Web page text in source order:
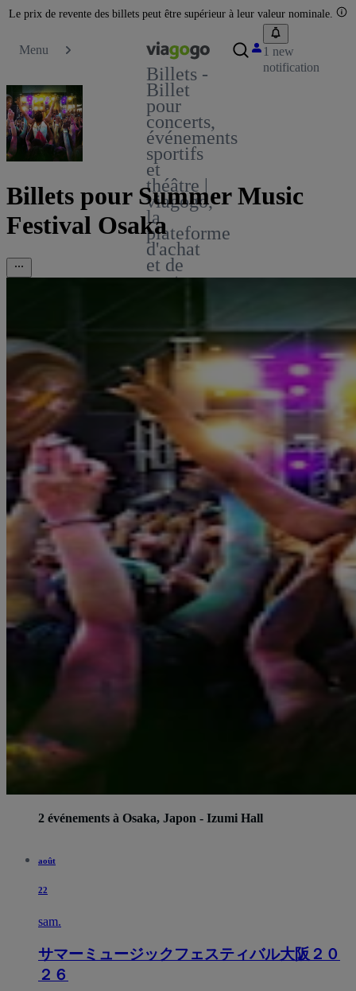
Le prix de revente des billets peut être supérieur à leur valeur nominale.
Menu
Billets -
Billet
pour
concerts,
événements
sportifs
et
théâtre |
viagogo,
la
plateforme
d'achat
et de
vente
1 new
notification
Billets pour Summer Music
Festival Osaka
2 événements à Osaka, Japon - Izumi Hall
août
22
sam.
サマーミュージックフェスティバル大阪２０
２６